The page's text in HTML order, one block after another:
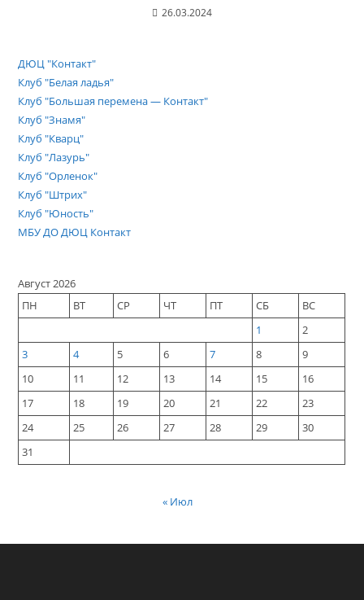
26.03.2024
ДЮЦ "Контакт"
Клуб "Белая ладья"
Клуб "Большая перемена — Контакт"
Клуб "Знамя"
Клуб "Кварц"
Клуб "Лазурь"
Клуб "Орленок"
Клуб "Штрих"
Клуб "Юность"
МБУ ДО ДЮЦ Контакт
Август 2026
ПН
ВТ СР ЧТ ПТ СБ
ВС
1
2
3
4 5 6 7 8
9
10
11 12 13 14 15
16
17
18 19 20 21 22
23
24
25 26 27 28 29
30
31
« Июл